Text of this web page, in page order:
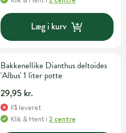
Læg i kurv
Bakkenellike Dianthus deltoides
'Albus' 1 liter potte
29,95 kr.
Få leveret
Klik & Hent i2 centre